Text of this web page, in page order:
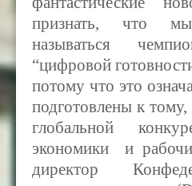
признать, что
называться
“цифровой
потому что это
подготовлены к
глобальной
экономики и
директор